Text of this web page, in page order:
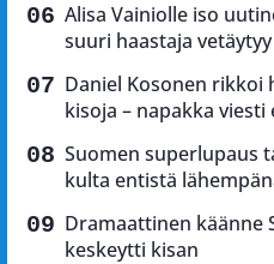
Alisa Vainiolle iso
suuri haastaja
Daniel Kosonen rikkoi
kisoja – napakka viesti
Suomen superlupaus
kulta entistä
Dramaattinen käänne
keskeytti kisan